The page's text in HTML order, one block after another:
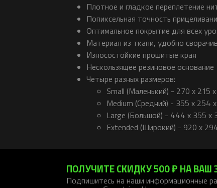
Плотное и гладкое переплетение
Попиксельная точность
Оптимальное покрытие для всех
Материал из ткани, удобно
Износостойкие прошитые края
Нескользящее резиновое основание
Четыре разных размеров:
Small (Маленький) - 270 x 215
Medium (Средний) - 355 x 254
Large (Большой) - 444 x 355 x
Extended (Широкий) - 920 x
ПОЛУЧИТЕ СКИДКУ 500 ₽ НА ВАШ
Подпишитесь на наши информационные